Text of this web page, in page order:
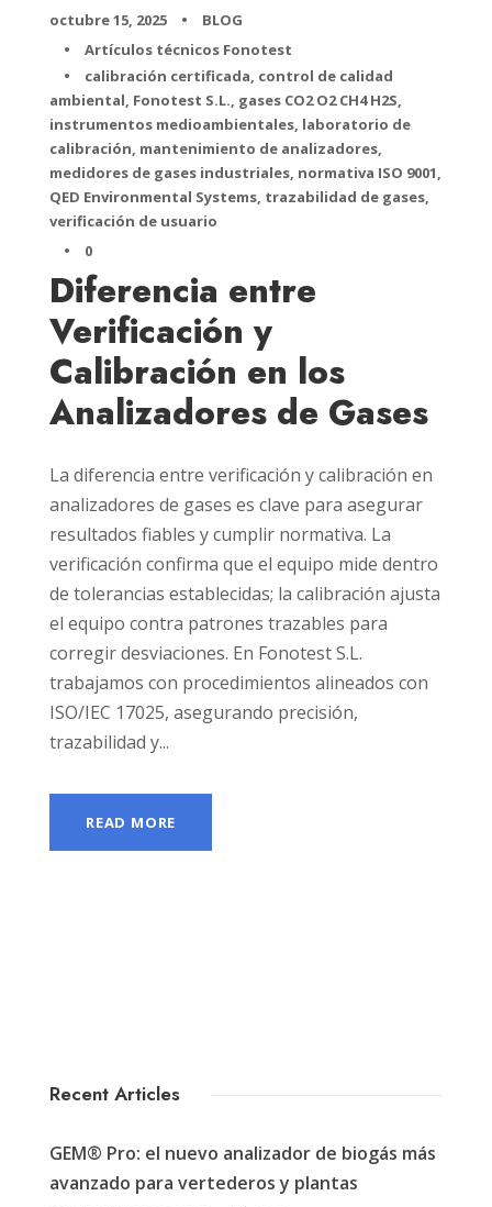
octubre 15, 2025 •
BLOG
•
Artículos técnicos Fonotest
•
calibración certificada, control de calidad
ambiental, Fonotest S.L., gases CO2 O2 CH4 H2S,
instrumentos medioambientales, laboratorio de
calibración, mantenimiento de analizadores,
medidores de gases industriales, normativa ISO 9001,
QED Environmental Systems, trazabilidad de gases,
verificación de usuario
•
0
Diferencia entre
Verificación y
Calibración en los
Analizadores de Gases
La diferencia entre verificación y calibración en
analizadores de gases es clave para asegurar
resultados fiables y cumplir normativa. La
verificación confirma que el equipo mide dentro
de tolerancias establecidas; la calibración ajusta
el equipo contra patrones trazables para
corregir desviaciones. En Fonotest S.L.
trabajamos con procedimientos alineados con
ISO/IEC 17025, asegurando precisión,
trazabilidad y...
READ MORE
Recent Articles
GEM® Pro: el nuevo analizador de biogás más
avanzado para vertederos y plantas